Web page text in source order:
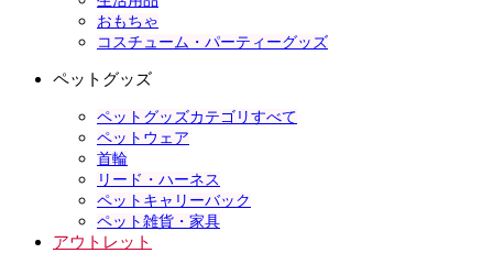
おもちゃ
コスチューム・パーティーグッズ
ペットグッズ
ペットグッズカテゴリすべて
ペットウェア
首輪
リード・ハーネス
ペットキャリーバック
ペット雑貨・家具
アウトレット